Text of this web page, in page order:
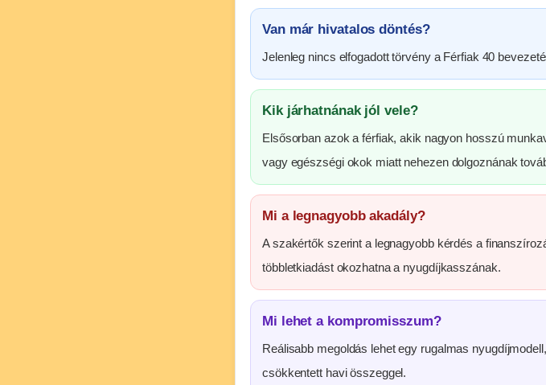
Van már hivatalos döntés?
Jelenleg nincs elfogadott törvény a Férfiak 40
Kik járhatnának jól vele?
Elsősorban azok a férfiak, akik nagyon hosszú
vagy egészségi okok miatt nehezen dolgoznának
Mi a legnagyobb akadály?
A szakértők szerint a legnagyobb kérdés a
többletkiadást okozhatna a nyugdíjkasszának.
Mi lehet a kompromisszum?
Reálisabb megoldás lehet egy rugalmas
csökkentett havi összeggel.